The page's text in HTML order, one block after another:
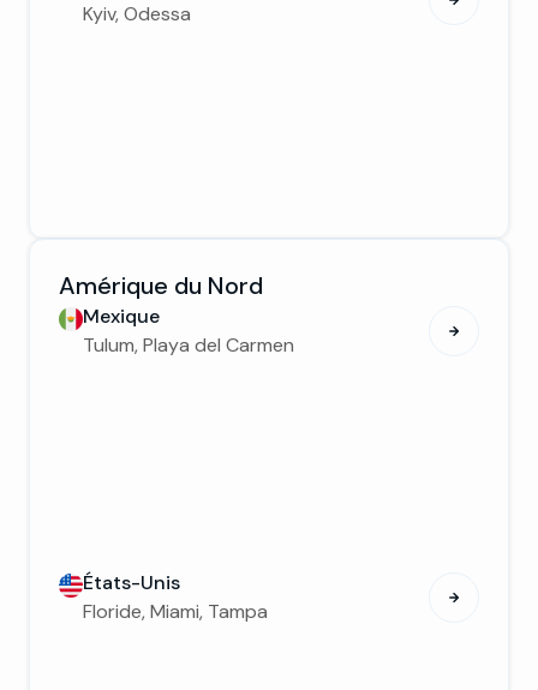
Kyiv, Odessa
Amérique du Nord
Mexique
Tulum, Playa del Carmen
États-Unis
Floride, Miami, Tampa